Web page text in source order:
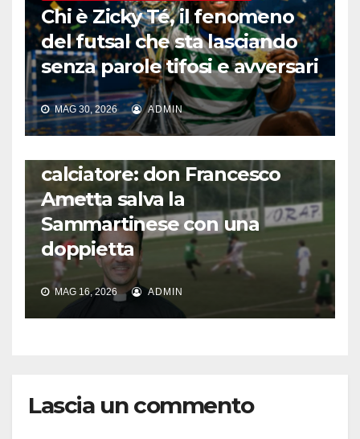
Chi è Zicky Té, il fenomeno
del futsal che sta lasciando
senza parole tifosi e avversari
MAG 30, 2026 ADMIN
FUORI DAL CAMPO: CALCIO, GOSSIP E NON SOLO
calciatore: don Francesco
Ametta salva la
Sammartinese con una
doppietta
MAG 16, 2026 ADMIN
Lascia un commento